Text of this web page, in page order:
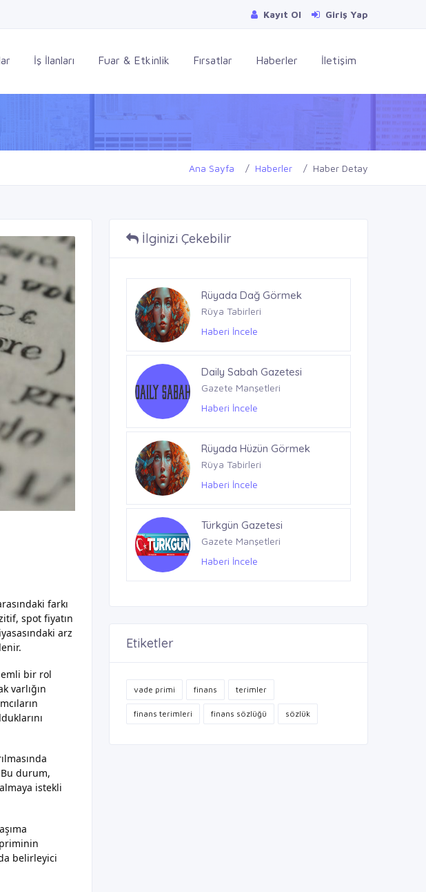
Kayıt Ol Giriş Yap
İş İlanları Fuar & Etkinlik Fırsatlar Haberler İletişim
Ana Sayfa Haberler Haber Detay
farkı
spot fiyatın
arz
bir rol
varlığın
durum,
istekli
belirleyici
İlginizi Çekebilir
Rüyada Dağ Görmek
Rüya Tabirleri
Haberi İncele
Daily Sabah Gazetesi
Gazete Manşetleri
Haberi İncele
Rüyada Hüzün Görmek
Rüya Tabirleri
Haberi İncele
Türkgün Gazetesi
Gazete Manşetleri
Haberi İncele
Etiketler
vade primi finans terimler
finans terimleri finans sözlüğü sözlük